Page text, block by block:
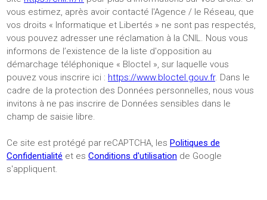
vous estimez, après avoir contacté l'Agence / le Réseau, que
vos droits « Informatique et Libertés » ne sont pas respectés,
vous pouvez adresser une réclamation à la CNIL. Nous vous
informons de l’existence de la liste d'opposition au
démarchage téléphonique « Bloctel », sur laquelle vous
pouvez vous inscrire ici : https://www.bloctel.gouv.fr. Dans le
cadre de la protection des Données personnelles, nous vous
invitons à ne pas inscrire de Données sensibles dans le
champ de saisie libre.
Ce site est protégé par reCAPTCHA, les Politiques de
Confidentialité et es Conditions d'utilisation de Google
s'appliquent.